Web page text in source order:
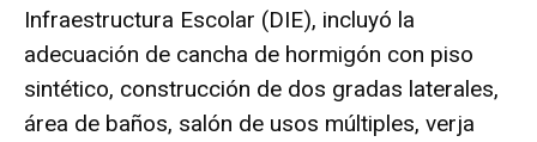
Infraestructura Escolar (DIE), incluyó la
adecuación de cancha de hormigón con piso
sintético, construcción de dos gradas laterales,
área de baños, salón de usos múltiples, verja